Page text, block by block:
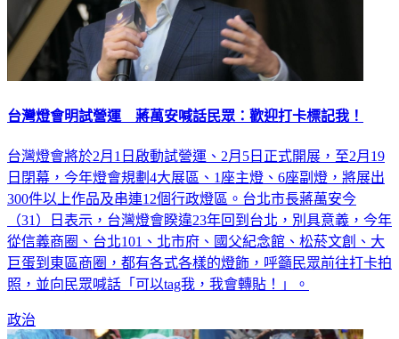
台灣燈會明試營運 蔣萬安喊話民眾：歡迎打卡標記我！
台灣燈會將於2月1日啟動試營運、2月5日正式開展，至2月19
日閉幕，今年燈會規劃4大展區、1座主燈、6座副燈，將展出
300件以上作品及串連12個行政燈區。台北市長蔣萬安今
（31）日表示，台灣燈會睽違23年回到台北，別具意義，今年
從信義商圈、台北101、北市府、國父紀念館、松菸文創、大
巨蛋到東區商圈，都有各式各樣的燈飾，呼籲民眾前往打卡拍
照，並向民眾喊話「可以tag我，我會轉貼！」。
政治